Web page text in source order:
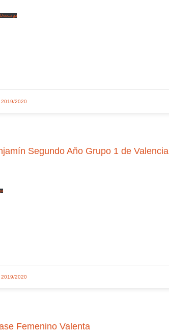
Descarga
2019/2020
Segundo Año Grupo 1 de Valencia
2019/2020
Femenino Valenta